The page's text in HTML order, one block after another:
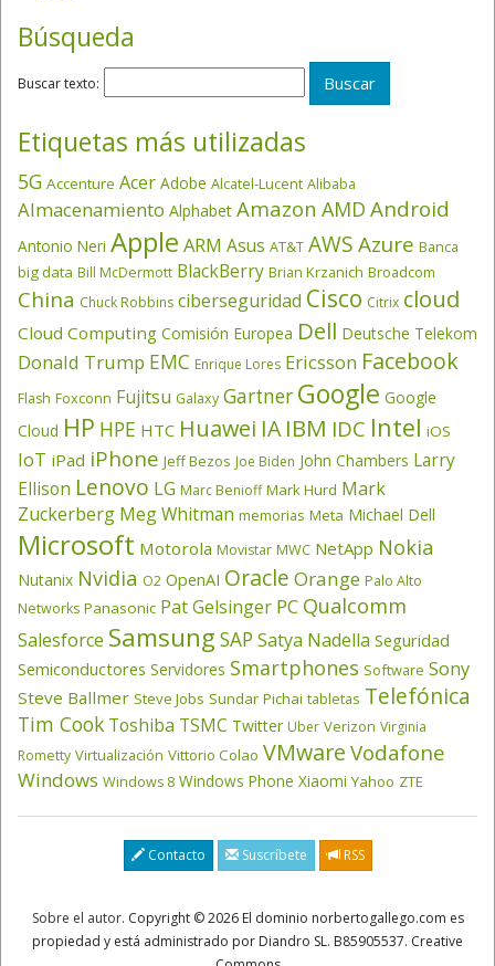
Búsqueda
Buscar texto:
Etiquetas más utilizadas
5G Accenture Acer Adobe Alcatel-Lucent Alibaba
Almacenamiento Alphabet Amazon AMD Android
Antonio Neri Apple ARM Asus AT&T AWSAzure Banca
big data Bill McDermott BlackBerry Brian Krzanich Broadcom
China Chuck Robbins ciberseguridad Cisco Citrix cloud
Cloud Computing Comisión Europea Dell Deutsche Telekom
Donald Trump EMC Enrique Lores Ericsson Facebook
Flash Foxconn Fujitsu Galaxy Gartner Google Google
Cloud HP HPE HTC Huawei IA IBM IDC Intel iOS
IoT iPad iPhone Jeff Bezos Joe Biden John Chambers Larry
Ellison Lenovo LG Marc Benioff Mark Hurd Mark
Zuckerberg Meg Whitman memorias Meta Michael Dell
Microsoft Motorola Movistar MWC NetApp Nokia
Nutanix Nvidia O2 OpenAI Oracle Orange Palo Alto
Networks Panasonic Pat Gelsinger PC Qualcomm
Salesforce Samsung SAP Satya Nadella Seguridad
Semiconductores Servidores Smartphones Software Sony
Steve Ballmer Steve Jobs Sundar Pichai tabletas Telefónica
Tim Cook Toshiba TSMC Twitter Uber Verizon Virginia
Rometty Virtualización Vittorio Colao VMwareVodafone
Windows Windows 8 Windows Phone Xiaomi Yahoo ZTE
Contacto Suscríbete RSS
Sobre el autor. Copyright © 2026 El dominio norbertogallego.com es
propiedad y está administrado por Diandro SL. B85905537. Creative